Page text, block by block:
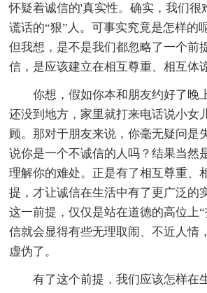
怀疑着诚信的'真实性。确实，我们很
谎话的“狠”人。可事实究竟是怎样的
但我想，是不是我们都忽略了一个
信，是应该建立在相互尊重、相互体
你想，假如你本和朋友约好了晚
还没到地方，家里就打来电话说小女
顾。那对于朋友来说，你毫无疑问是
说你是一个不诚信的人吗？结果当然
理解你的难处。正是有了相互尊重、
提，才让诚信在生活中有了更广泛的
这一前提，仅仅是站在道德的高位上
信就会显得有些无理取闹、不近人情
虚伪了。
有了这个前提，我们应该怎样在